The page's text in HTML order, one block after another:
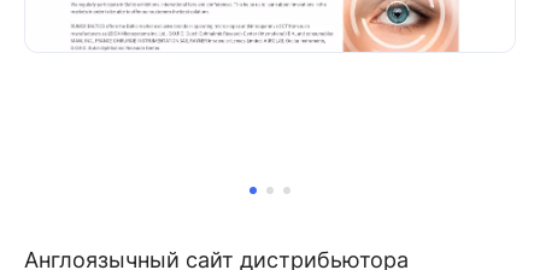
Англоязычный сайт дистрибьютора